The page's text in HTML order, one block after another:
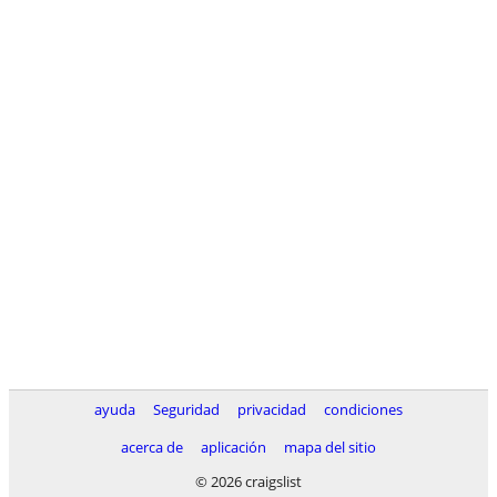
ayuda Seguridad privacidad
condiciones
acerca de
aplicación
mapa del sitio
© 2026 craigslist